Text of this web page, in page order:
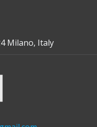
Milano, Italy